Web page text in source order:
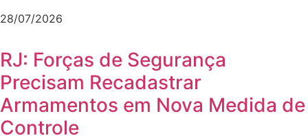
28/07/2026
RJ: Forças de Segurança
Precisam Recadastrar
Armamentos em Nova Medida de
Controle